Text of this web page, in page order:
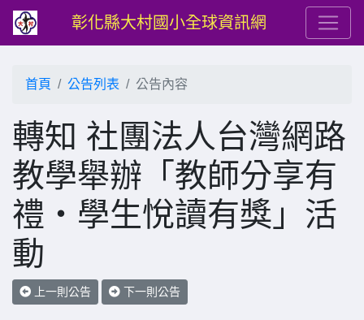
彰化縣大村國小全球資訊網
首頁 公告列表 公告內容
轉知 社團法人台灣網路
教學舉辦「教師分享有
禮‧學生悅讀有獎」活
動
上一則公告 下一則公告